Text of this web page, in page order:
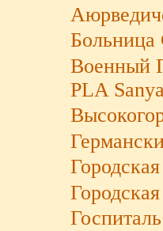
Больница
Военный
PLA